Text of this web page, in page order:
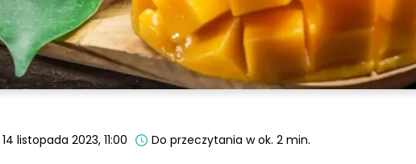
14 listopada 2023, 11:00 Do przeczytania w ok. 2 min.